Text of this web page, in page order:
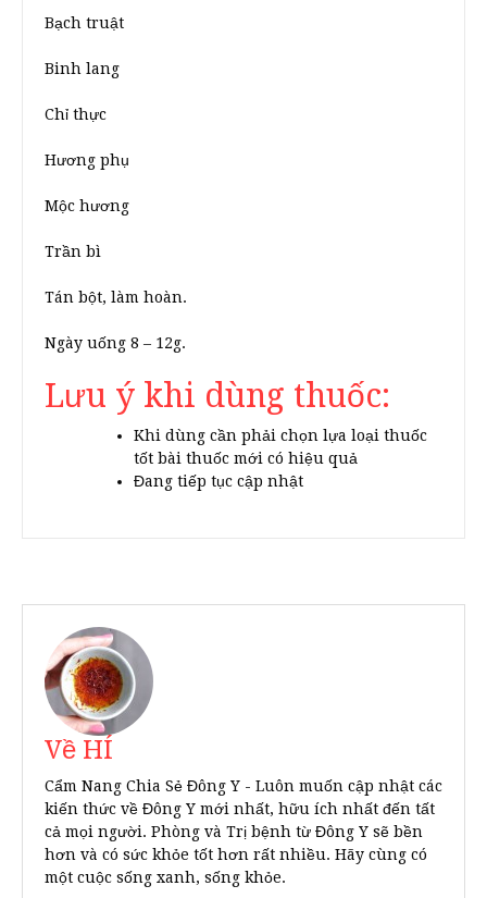
Bạch truật
Binh lang
Chỉ thực
Hương phụ
Mộc hương
Trần bì
Tán bột, làm hoàn.
Ngày uống 8 – 12g.
Lưu ý khi dùng thuốc:
Khi dùng cần phải chọn lựa loại thuốc
tốt bài thuốc mới có hiệu quả
Đang tiếp tục cập nhật
Về HÍ
Cẩm Nang Chia Sẻ Đông Y - Luôn muốn cập nhật các
kiến thức về Đông Y mới nhất, hữu ích nhất đến tất
cả mọi người. Phòng và Trị bệnh từ Đông Y sẽ bền
hơn và có sức khỏe tốt hơn rất nhiều. Hãy cùng có
một cuộc sống xanh, sống khỏe.